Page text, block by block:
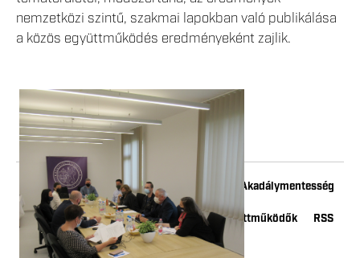
nemzetközi szintű, szakmai lapokban való publikálása
a közös együttműködés eredményeként zajlik.
Impresszum Adatkezelési tájékoztató Akadálymentesség
Kapcsolat Youtube Instagram Együttműködők RSS